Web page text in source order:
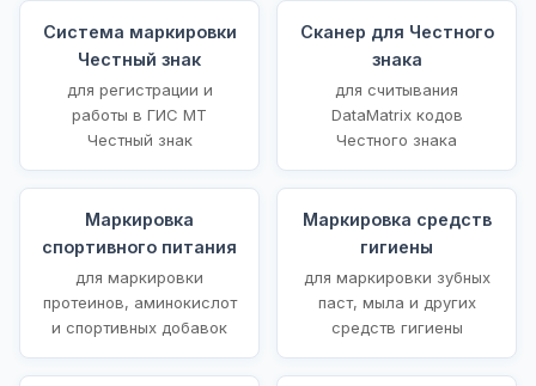
Система маркировки
Честный знак
для регистрации и
работы в ГИС МТ
Честный знак
Сканер для Честного
знака
для считывания
DataMatrix кодов
Честного знака
Маркировка
спортивного питания
для маркировки
протеинов, аминокислот
и спортивных добавок
Маркировка средств
гигиены
для маркировки зубных
паст, мыла и других
средств гигиены